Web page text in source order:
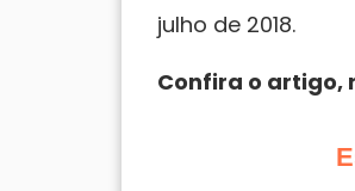
julho de 2018.
Confira o artigo,